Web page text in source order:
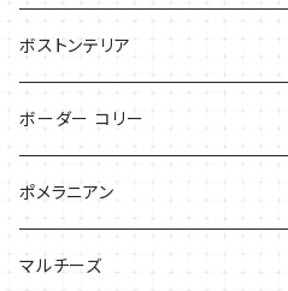
ケース
ケース
ケース
Tシャツ
バッグ
ボストンテリア
Tシャツ
バッグ
ケース
ボーダー コリー
Tシャツ
バッグ
ポメラニアン
Tシャツ
マルチーズ